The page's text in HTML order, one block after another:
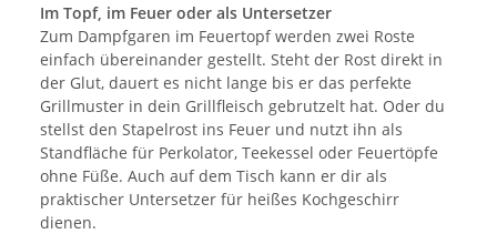
Im Topf, im Feuer oder als Untersetzer
Zum Dampfgaren im Feuertopf werden zwei Roste
einfach übereinander gestellt. Steht der Rost direkt in
der Glut, dauert es nicht lange bis er das perfekte
Grillmuster in dein Grillfleisch gebrutzelt hat. Oder du
stellst den Stapelrost ins Feuer und nutzt ihn als
Standfläche für Perkolator, Teekessel oder Feuertöpfe
ohne Füße. Auch auf dem Tisch kann er dir als
praktischer Untersetzer für heißes Kochgeschirr
dienen.